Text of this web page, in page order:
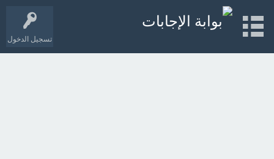
تسجيل الدخول